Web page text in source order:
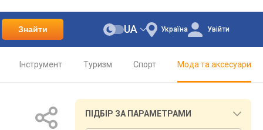
Знайти Україна
UA Увійти
Інструмент Туризм Спорт Мода та аксесуари
ПІДБІР ЗА ПАРАМЕТРАМИ